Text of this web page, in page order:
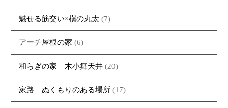
魅せる筋交い×槇の丸太 (7)
アーチ屋根の家 (6)
和らぎの家 木小舞天井 (20)
家路 ぬくもりのある場所 (17)